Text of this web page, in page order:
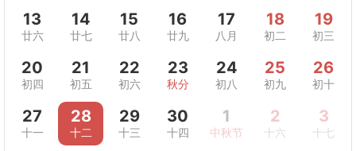
13
廿六
14
廿七
15
廿八
16
廿九
17
八月
18
初二
19
初三
20
初四
21
初五
22
初六
23
秋分
24
初八
25
初九
26
初十
27
十一
28
十二
29
十三
30
十四
1
中秋节
2
十六
3
十七